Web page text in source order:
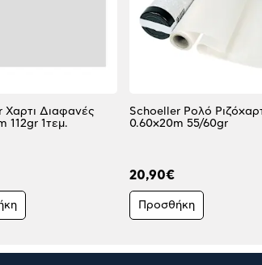
Χαρτι Διαφανές
112gr 1τεμ.
Schoeller Ρολό
0.60x20m 55/60gr
20,90€
Προσθήκη